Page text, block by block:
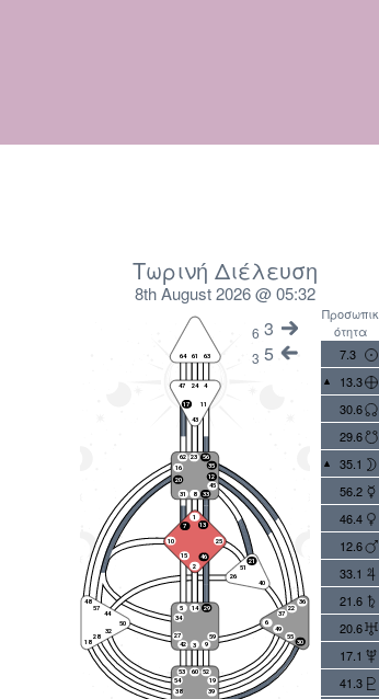
Τωρινή Διέλευση
8th August 2026 @ 05:32
6 3
3 5
Προσωπικ
ότητα
7.3
13.3
30.6
29.6
35.1
56.2
46.4
12.6
33.1
21.6
20.6
17.1
41.3